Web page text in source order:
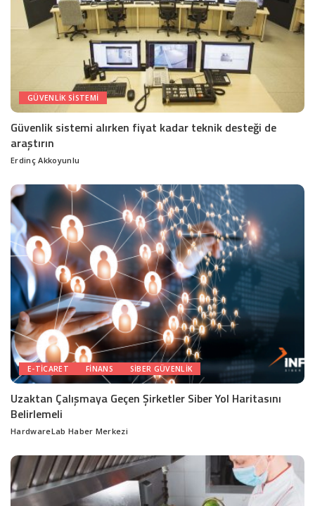
GÜVENLIK SISTEMI
Güvenlik sistemi alırken fiyat kadar teknik desteği de
araştırın
Posted
Erdinç Akkoyunlu
E-TICARET FINANS SIBER GÜVENLIK
Uzaktan Çalışmaya Geçen Şirketler Siber Yol Haritasını
Belirlemeli
Posted
HardwareLab Haber Merkezi